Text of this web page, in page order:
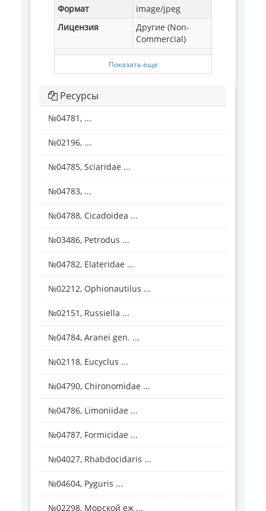
Формат
image/jpeg
Лицензия
Другие (Non-
Commercial)
Показать еще
Ресурсы
№04781, ...
№02196, ...
№04785, Sciaridae ...
№04783, ...
№04788, Cicadoidea ...
№03486, Petrodus ...
№04782, Elateridae ...
№02212, Ophionautilus ...
№02151, Russiella ...
№04784, Aranei gen. ...
№02118, Eucyclus ...
№04790, Chironomidae ...
№04786, Limoniidae ...
№04787, Formicidae ...
№04027, Rhabdocidaris ...
№04604, Pyguris ...
№02298, Морской еж ...